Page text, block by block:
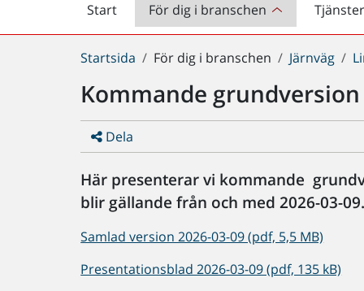
Start
Startsida För dig i branschen Tjänster
Du
här:
Startsida För dig i branschen Järnväg
Kommande
Dela
Här presenterar vi kommande
blir gällande från och med 2026-03-
Samlad version 2026-03-09 (pdf, 5,5 MB)
Presentationsblad 2026-03-09 (pdf, 135 kB)